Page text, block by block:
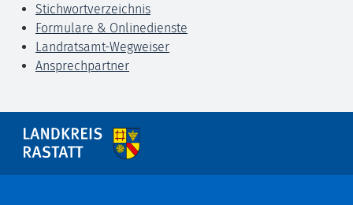
Stichwortverzeichnis
Formulare & Onlinedienste
Landratsamt-Wegweiser
Ansprechpartner